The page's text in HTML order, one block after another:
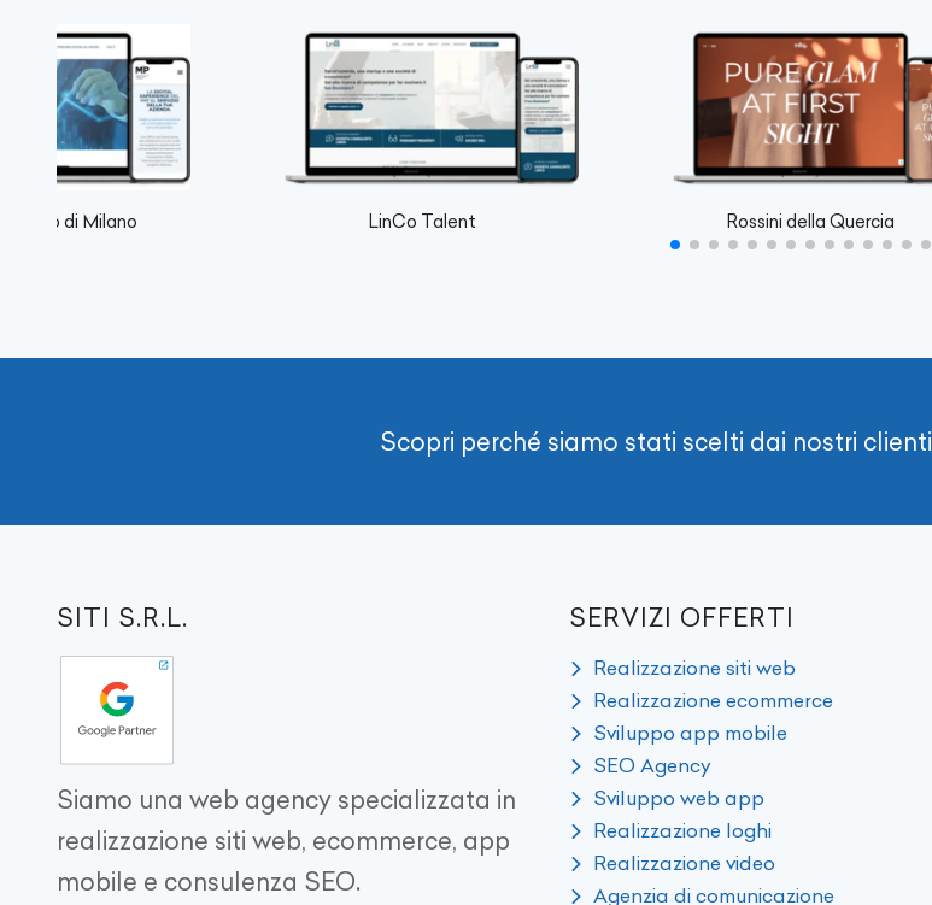
di Milano LinCo Talent Rossini della Quercia
Scopri perché siamo stati scelti dai nostri clienti
SITI S.R.L.
Siamo una web agency specializzata in
realizzazione siti web, ecommerce, app
mobile e consulenza SEO.
SERVIZI OFFERTI
Realizzazione siti web
Realizzazione ecommerce
Sviluppo app mobile
SEO Agency
Sviluppo web app
Realizzazione loghi
Realizzazione video
Agenzia di comunicazione